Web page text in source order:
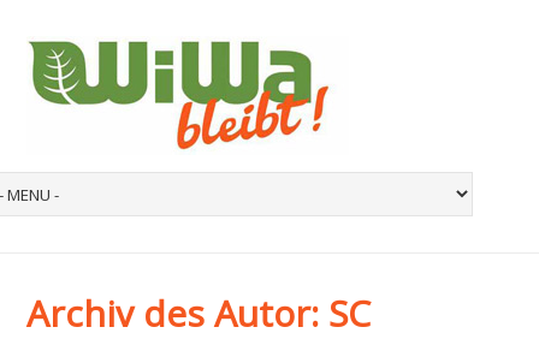
Archiv des Autor: SC